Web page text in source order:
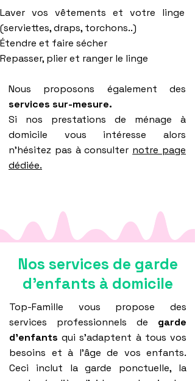
Laver vos vêtements et votre linge
(serviettes, draps, torchons..)
Étendre et faire sécher
Repasser, plier et ranger le linge
Nous proposons également des
services sur-mesure.
Si nos prestations de ménage à
domicile vous intéresse alors
n'hésitez pas à consulter notre page
dédiée.
Nos services de garde
d'enfants à domicile
Top-Famille vous propose des
services professionnels de garde
d'enfants qui s'adaptent à tous vos
besoins et à l'âge de vos enfants.
Ceci inclut la garde ponctuelle, la